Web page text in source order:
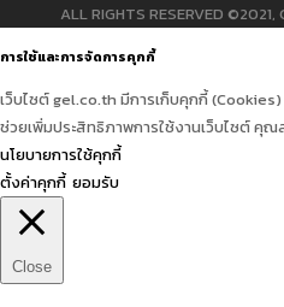
ALL RIGHTS RESERVED ©2021,
การใช้และการจัดการคุกกี้
เว็บไซต์ gel.co.th มีการเก็บคุกกี้
ช่วยเพิ่มประสิทธิภาพการใช้งานเว็บไซต์ คุ
นโยบายการใช้คุกกี้
ตั้งค่าคุกกี้ ยอมรับ
Close